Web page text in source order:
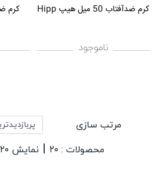
کرم ضدآفتاب 50 میل هيپ Hipp
ناموجود
مرتب سازی
محصولات : ۲۰
| نمایش ۲۰ در صفحه